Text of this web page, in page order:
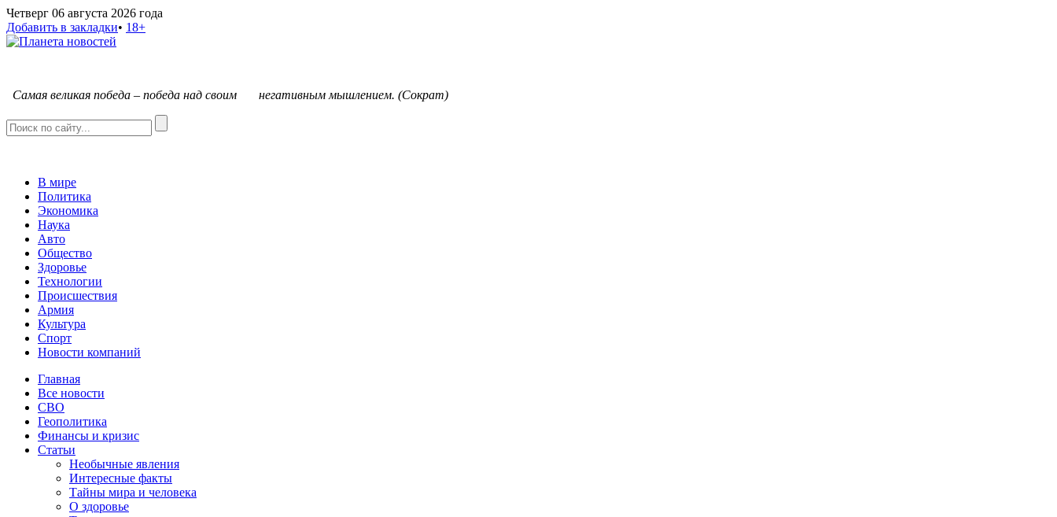
Четверг 06 августа 2026 года
Добавить в закладки• 18+
Самая великая победа – победа над своим негативным мышлением. (Сократ)
В мире
Политика
Экономика
Наука
Авто
Общество
Здоровье
Технологии
Происшествия
Армия
Культура
Спорт
Новости компаний
Главная
Все новости
СВО
Геополитика
Финансы и кризис
Статьи
Необычные явления
Интересные факты
Тайны мира и человека
О здоровье